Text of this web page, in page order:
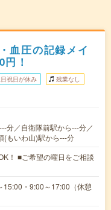
血圧の記録メイ
！
日祝日が休み 残業なし
分／自衛隊前駅から---分／
(もいわ山)駅から---分
！ ■ご希望の曜日をご相談
15:00・9:00～17:00（休憩